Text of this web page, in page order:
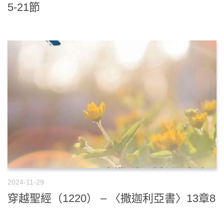
5-21節
2024-11-29
穿越聖經（1220） – 〈撒迦利亞書〉13章8